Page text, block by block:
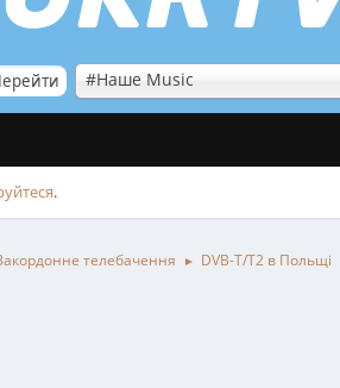
#Наше Music
.
телебачення ► DVB-T/T2 в Польщі